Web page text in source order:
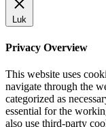
Luk
Privacy Overview
This website uses
navigate through the
categorized as
essential for the
also use third-party